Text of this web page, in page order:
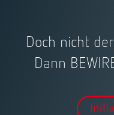
Doch nicht
Dann